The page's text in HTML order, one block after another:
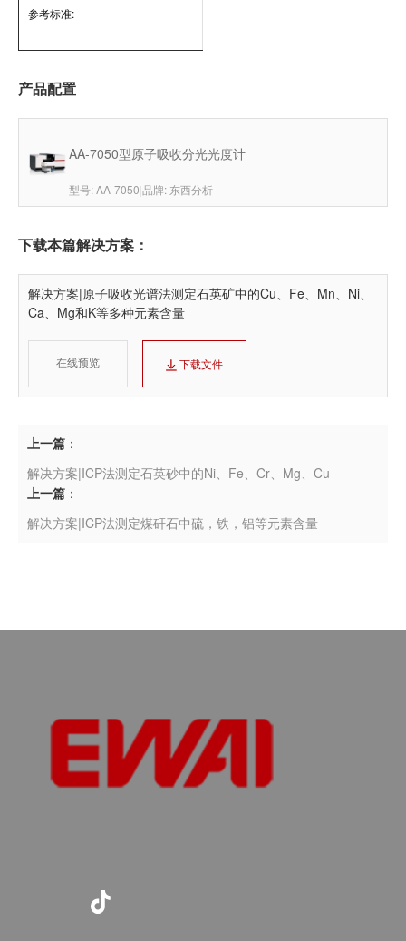
参考标准:
产品配置
AA-7050型原子吸收分光光度计
型号: AA-7050 品牌: 东西分析
下载本篇解决方案：
解决方案|原子吸收光谱法测定石英矿中的Cu、Fe、Mn、Ni、
Ca、Mg和K等多种元素含量
在线预览 下载文件
上一篇 ：
解决方案|ICP法测定石英砂中的Ni、Fe、Cr、Mg、Cu
上一篇 ：
解决方案|ICP法测定煤矸石中硫，铁，铝等元素含量